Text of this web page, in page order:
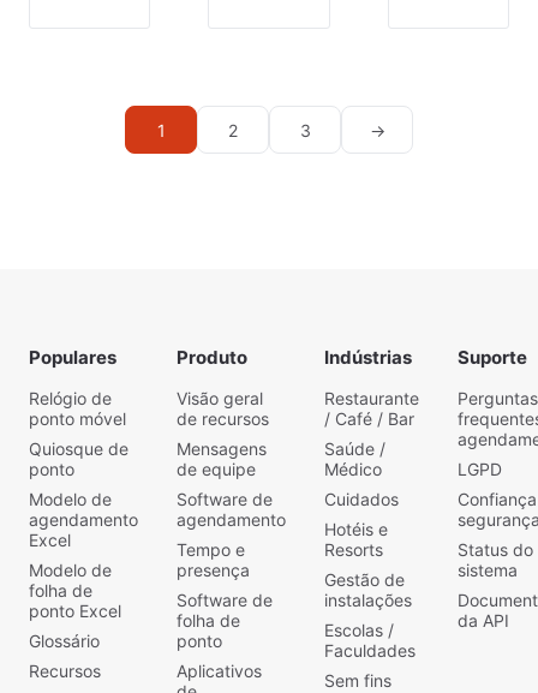
1 2 3 →
Populares
Relógio de
ponto móvel
Quiosque de
ponto
Modelo de
agendamento
Excel
Modelo de
folha de
ponto Excel
Glossário
Recursos
Produto
Visão geral
de recursos
Mensagens
de equipe
Software de
agendamento
Tempo e
presença
Software de
folha de
ponto
Aplicativos
Indústrias
Restaurante
/ Café / Bar
Saúde /
Médico
Cuidados
Hotéis e
Resorts
Gestão de
instalações
Escolas /
Faculdades
Sem fins
Suporte
Perguntas
LGPD
Status do
sistema
da API